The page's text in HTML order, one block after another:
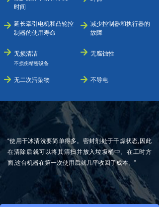
녒
녒
녒
녒
无二次污染物
减少控制器和执行器的
故障
无腐蚀性
延长牵引电机和凸轮控
制器的使用寿命
时间
无损清洁
不损伤精密设备
不导电
녒 녒
“使用干冰清洗要简单得多。密封剂处于干燥状态,因此
在清除后就可以将其清扫并放入垃圾桶中。在工时方
面,这台机器在第一次使用后就几平收回了成本。”